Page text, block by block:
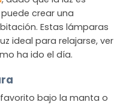
crear una
Estas lámparas
ideal para relajarse, ver
ha ido el día.
bajo la manta o